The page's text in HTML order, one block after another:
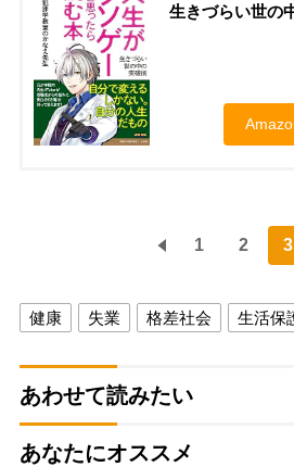
生きづらい世の
1 2 3
健康 失業 格差社会 生活保
あわせて読みたい
あなたにオススメ